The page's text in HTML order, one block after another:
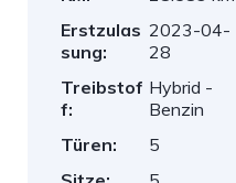
Erstzulas
sung:
2023-04-
28
Treibstof
f:
Hybrid -
Benzin
Türen:
5